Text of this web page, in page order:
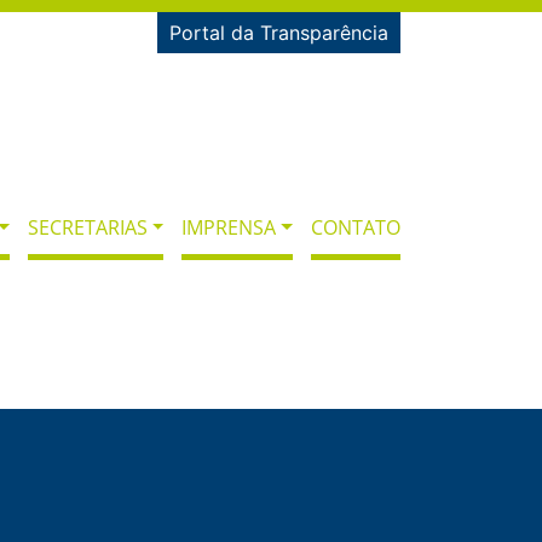
Portal da Transparência
SECRETARIAS IMPRENSA CONTATO